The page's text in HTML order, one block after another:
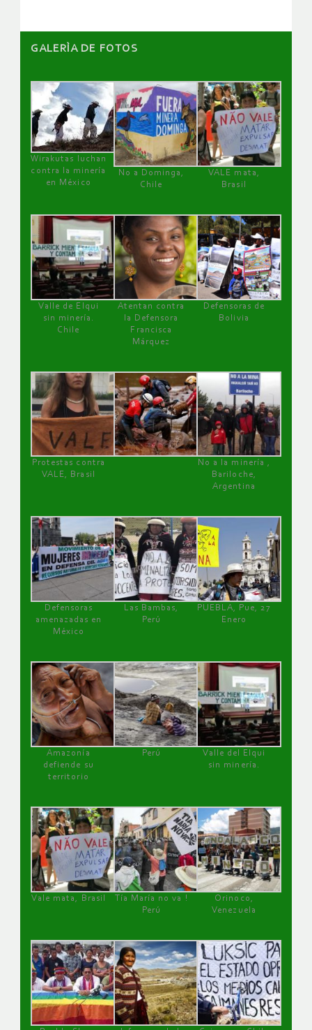
GALERÌA DE FOTOS
Wirakutas luchan
contra la minería
en México
No a Dominga,
Chile
VALE mata,
Brasil
Valle de Elqui
sin minería.
Chile
Atentan contra
la Defensora
Francisca
Márquez
Defensoras de
Bolivia
Protestas contra
VALE, Brasil
No a la minería ,
Bariloche,
Argentina
Defensoras
amenazadas en
México
Las Bambas,
Perú
PUEBLA, Pue, 27
Enero
Amazonía
defiende su
territorio
Perú
Valle del Elqui
sin minería.
Vale mata, Brasil
Tía María no va !
Perú
Orinoco,
Venezuela